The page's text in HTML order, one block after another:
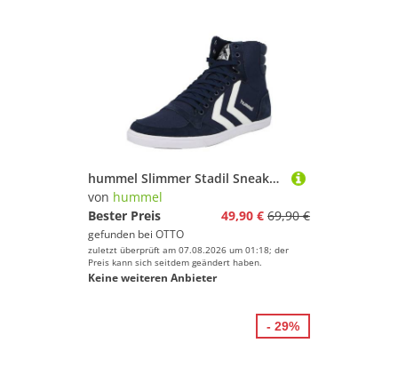
hummel Slimmer Stadil Sneaker (1-tlg)
von hummel
Bester Preis
49,90 € 69,90 €
gefunden bei OTTO
zuletzt überprüft am 07.08.2026 um 01:18; der
Preis kann sich seitdem geändert haben.
Keine weiteren Anbieter
- 29%